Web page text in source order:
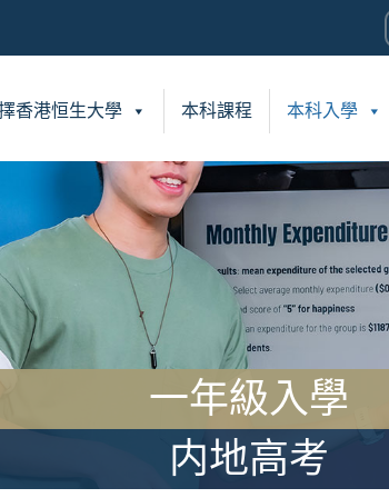
香港恒生大學 本科課程 本科入學
一年級入學
内地高考